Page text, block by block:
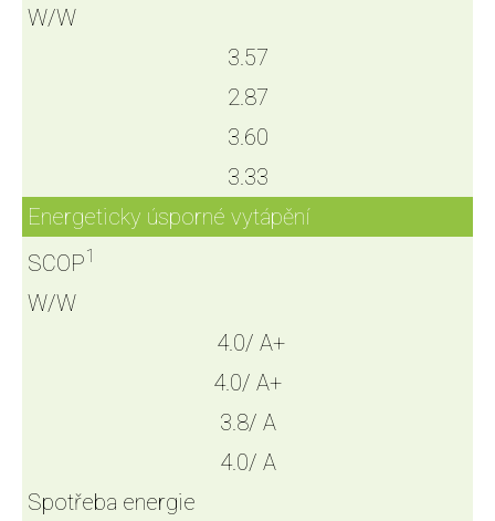
W/W
3.57
2.87
3.60
3.33
Energeticky úsporné vytápění
SCOP1
W/W
4.0/ A+
4.0/ A+
3.8/ A
4.0/ A
Spotřeba energie